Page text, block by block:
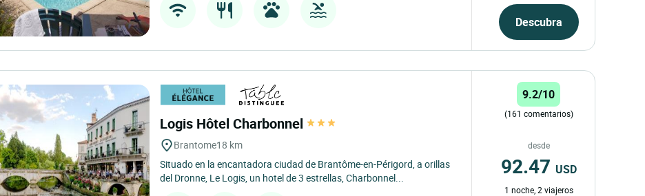
Descubra
Logis Hôtel Charbonnel
Brantome18 km
Situado en la encantadora ciudad de Brantôme-en-Périgord, a orillas
del Dronne, Le Logis, un hotel de 3 estrellas, Charbonnel...
9.2/10
(161 comentarios)
desde
92.47 USD
1 noche, 2 viajeros